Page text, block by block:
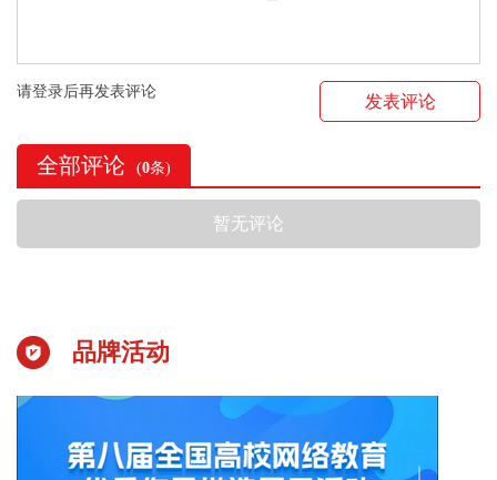
请登录后再发表评论
发表评论
全部评论 (0条)
暂无评论
品牌活动